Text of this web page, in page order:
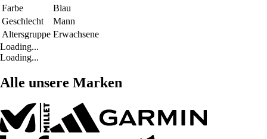
Farbe
Blau
Geschlecht
Mann
Altersgruppe Erwachsene
Loading...
Loading...
Alle unsere Marken